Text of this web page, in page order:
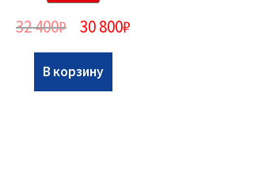
32 400₽ 30 800₽
В корзину